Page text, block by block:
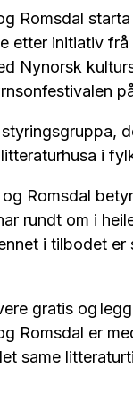
Romsdal
etter initiativ
Nynorsk
i
Romsdal
rundt om i
i tilbodet er
gratis og
Romsdal er
same